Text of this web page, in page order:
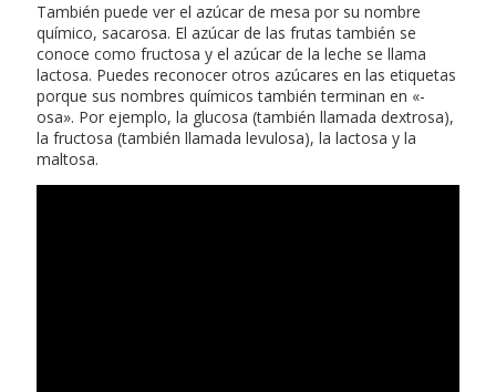
También puede ver el azúcar de mesa por su nombre
químico, sacarosa. El azúcar de las frutas también se
conoce como fructosa y el azúcar de la leche se llama
lactosa. Puedes reconocer otros azúcares en las etiquetas
porque sus nombres químicos también terminan en «-
osa». Por ejemplo, la glucosa (también llamada dextrosa),
la fructosa (también llamada levulosa), la lactosa y la
maltosa.